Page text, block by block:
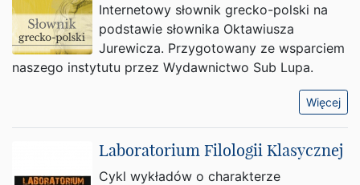
Internetowy słownik grecko-polski na
podstawie słownika Oktawiusza
Jurewicza. Przygotowany ze wsparciem
naszego instytutu przez Wydawnictwo Sub Lupa.
Więcej
Laboratorium Filologii Klasycznej
Cykl wykładów o charakterze